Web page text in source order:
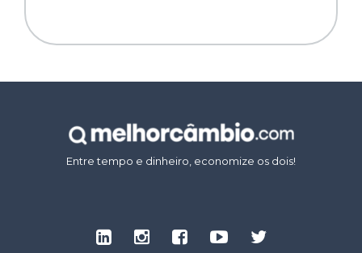
Entre tempo e dinheiro, economize os dois!